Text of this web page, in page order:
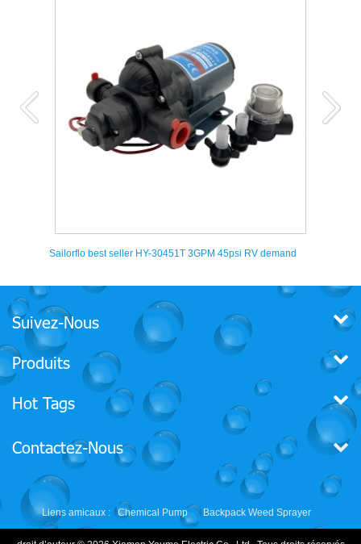
demand
Singflo ac 220 / 115volt meilleur électrique pompes à eau
Suivez-Nous
Produits
Hot Tags
Contactez-Nous
Liens amicaux : Chemical Pump Backpack Weed Sprayer